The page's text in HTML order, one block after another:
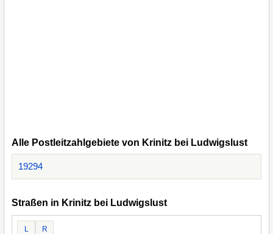
Alle Postleitzahlgebiete von Krinitz bei Ludwigslust
19294
Straßen in Krinitz bei Ludwigslust
L R